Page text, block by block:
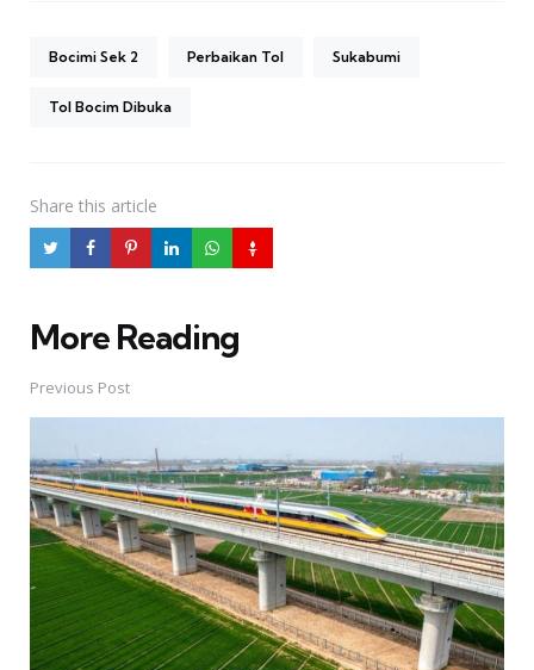
Bocimi Sek 2 Perbaikan Tol Sukabumi
Tol Bocim Dibuka
Share this article
More Reading
Post
navigation
Previous Post